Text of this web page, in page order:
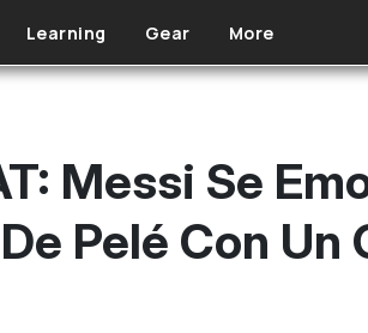
Learning Gear More
Messi Se
Pelé Con